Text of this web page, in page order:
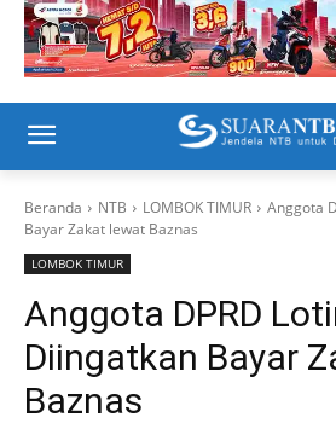
Beranda NTB LOMBOK TIMUR
Anggota
Bayar Zakat lewat Baznas
LOMBOK TIMUR
Anggota DPRD
Diingatkan Bayar
Baznas